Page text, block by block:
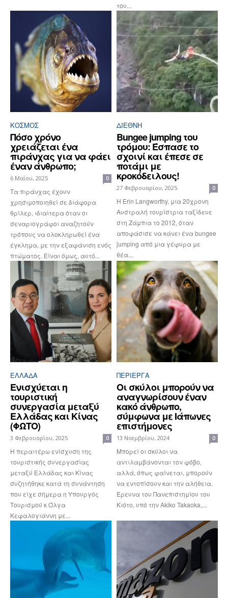
του...
ΚΌΣΜΟΣ
Πόσο χρόνο
χρειάζεται ένα
πιράνχας για να φάει
έναν άνθρωπο;
6 Μαΐου, 2025 0
Τα πιράνχας έχουν
χρησιμοποιηθεί σε διάφορα
θρίλερ, ιδιαίτερα όταν οι
σεναριογράφοι αναζητούν
τρόπους να ολοκληρωθεί ένα
έγκλημα, με την εξαφάνιση ενός
πτώματος. Είναι όμως, αυτό...
ΔΙΕΘΝΉ
Bungee jumping του
τρόμου: Έσπασε το
σχοινί και έπεσε σε
ποτάμι με
κροκόδειλους!
27 Φεβρουαρίου, 2025 0
Η Erin Langworthy, μια 20χρονη
Αυστραλή τουρίστρια ταξίδευε
στη Ζάμπια το 2012, όταν
αποφάσισε να κάνει ένα bungee
jumping από μια γέφυρα με
θέα...
ΕΛΛΆΔΑ
Ενισχύεται η
τουριστική
συνεργασία μεταξύ
Ελλάδας και Κίνας
(ΦΩΤΟ)
3 Φεβρουαρίου, 2025 0
Η περαιτέρω ενίσχυση της
τουριστικής συνεργασίας
μεταξύ Ελλάδας και Κίνας
συζητήθηκε κατά τη συνάντηση
που είχε σήμερα η Υπουργός
Τουρισμού κ Όλγα
Κεφαλογιάννη με...
ΠΕΡΊΕΡΓΑ
Οι σκύλοι μπορούν να
αναγνωρίσουν έναν
κακό άνθρωπο,
σύμφωνα με Ιάπωνες
επιστήμονες
13 Νοεμβρίου, 2024 0
Μπορεί οι σκύλοι να
αντιλαμβάνονται τον φόβο,
αλλά, όπως φαίνεται, μπορούν
να εντοπίσουν και την αλήθεια.
Έρευνα του Πανεπιστημίου του
Κιότο, υπό την Akiko Takaoka,...